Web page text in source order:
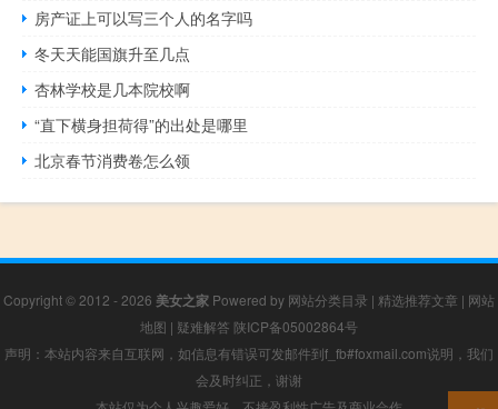
房产证上可以写三个人的名字吗
冬天天能国旗升至几点
杏林学校是几本院校啊
“直下横身担荷得”的出处是哪里
北京春节消费卷怎么领
Copyright © 2012 - 2026 美女之家 Powered by 网站分类目录 | 精选推荐文章 | 网站
地图 | 疑难解答 陕ICP备05002864号
声明：本站内容来自互联网，如信息有错误可发邮件到f_fb#foxmail.com说明，我们
会及时纠正，谢谢